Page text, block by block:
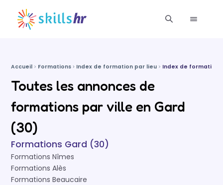
Accueil Formations Index de formation par lieu Index de
Toutes les annonces de
formations par ville en Gard
(30)
Formations Gard (30)
Formations Nîmes
Formations Alès
Formations Beaucaire